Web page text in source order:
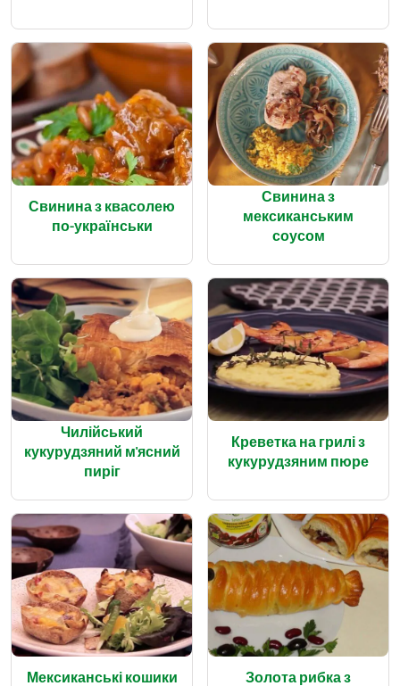
Свинина з квасолею
по-українськи
Свинина з
мексиканським
соусом
Чилійський
кукурудзяний м'ясний
пиріг
Креветка на грилі з
кукурудзяним пюре
Мексиканські кошики
Золота рибка з